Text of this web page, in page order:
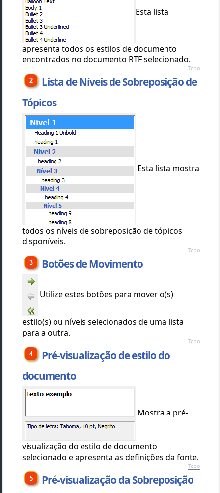
Esta lista
apresenta todos os estilos de documento
encontrados no documento RTF selecionado.
Topo
Lista de Níveis de Sobreposição de
Tópicos
Esta lista mostra
todos os níveis de sobreposição de tópicos
disponíveis.
Topo
Botões de Movimento
Utilize estes botões para mover o(s)
estilo(s) ou níveis selecionados de uma lista
para a outra.
Topo
Pré-visualização de estilo do
documento
Mostra a pré-
visualização do estilo de documento
selecionado e apresenta as definições da fonte.
Topo
Pré-visualização da Sobreposição